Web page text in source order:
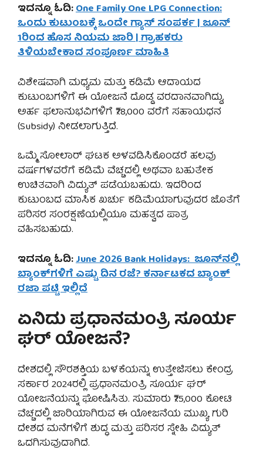
ಇದನ್ನೂ ಓದಿ:One Family One LPG Connection:
ಒಂದು ಕುಟುಂಬಕ್ಕೆ ಒಂದೇ ಗ್ಯಾಸ್ ಸಂಪರ್ಕ | ಜೂನ್
1ರಿಂದ ಹೊಸ ನಿಯಮ ಜಾರಿ | ಗ್ರಾಹಕರು
ತಿಳಿಯಬೇಕಾದ ಸಂಪೂರ್ಣ ಮಾಹಿತಿ
ವಿಶೇಷವಾಗಿ ಮಧ್ಯಮ ಮತ್ತು ಕಡಿಮೆ ಆದಾಯದ
ಕುಟುಂಬಗಳಿಗೆ ಈ ಯೋಜನೆ ದೊಡ್ಡ ವರದಾನವಾಗಿದ್ದು,
ಅರ್ಹ ಫಲಾನುಭವಿಗಳಿಗೆ ₹78,000 ವರೆಗೆ ಸಹಾಯಧನ
(Subsidy) ನೀಡಲಾಗುತ್ತಿದೆ.
ಒಮ್ಮೆ ಸೋಲಾರ್ ಘಟಕ ಅಳವಡಿಸಿಕೊಂಡರೆ ಹಲವು
ವರ್ಷಗಳವರೆಗೆ ಕಡಿಮೆ ವೆಚ್ಚದಲ್ಲಿ ಅಥವಾ ಬಹುತೇಕ
ಉಚಿತವಾಗಿ ವಿದ್ಯುತ್ ಪಡೆಯಬಹುದು. ಇದರಿಂದ
ಕುಟುಂಬದ ಮಾಸಿಕ ಖರ್ಚು ಕಡಿಮೆಯಾಗುವುದರ ಜೊತೆಗೆ
ಪರಿಸರ ಸಂರಕ್ಷಣೆಯಲ್ಲಿಯೂ ಮಹತ್ವದ ಪಾತ್ರ
ವಹಿಸಬಹುದು.
ಇದನ್ನೂ ಓದಿ:June 2026 Bank Holidays: ಜೂನ್‌ನಲ್ಲಿ
ಬ್ಯಾಂಕ್‌ಗಳಿಗೆ ಎಷ್ಟು ದಿನ ರಜೆ? ಕರ್ನಾಟಕದ ಬ್ಯಾಂಕ್
ರಜಾ ಪಟ್ಟಿ ಇಲ್ಲಿದೆ
ಏನಿದು ಪ್ರಧಾನಮಂತ್ರಿ ಸೂರ್ಯ
ಘರ್ ಯೋಜನೆ?
ದೇಶದಲ್ಲಿ ಸೌರಶಕ್ತಿಯ ಬಳಕೆಯನ್ನು ಉತ್ತೇಜಿಸಲು ಕೇಂದ್ರ
ಸರ್ಕಾರ 2024ರಲ್ಲಿ ಪ್ರಧಾನಮಂತ್ರಿ ಸೂರ್ಯ ಘರ್
ಯೋಜನೆಯನ್ನು ಘೋಷಿಸಿತು. ಸುಮಾರು ₹75,000 ಕೋಟಿ
ವೆಚ್ಚದಲ್ಲಿ ಜಾರಿಯಾಗಿರುವ ಈ ಯೋಜನೆಯ ಮುಖ್ಯ ಗುರಿ
ದೇಶದ ಮನೆಗಳಿಗೆ ಶುದ್ಧ ಮತ್ತು ಪರಿಸರ ಸ್ನೇಹಿ ವಿದ್ಯುತ್
ಒದಗಿಸುವುದಾಗಿದೆ.